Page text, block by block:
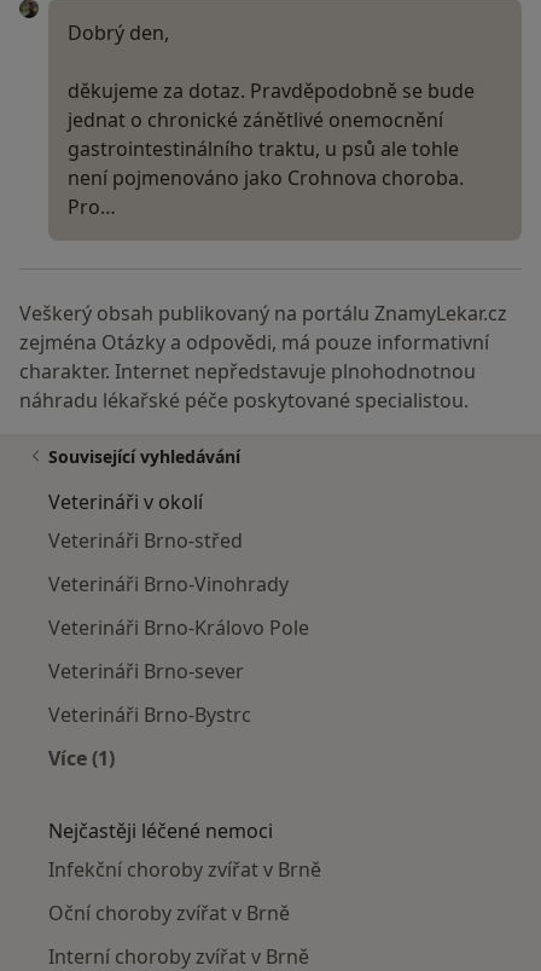
Dobrý den,
děkujeme za dotaz. Pravděpodobně se bude
jednat o chronické zánětlivé onemocnění
gastrointestinálního traktu, u psů ale tohle
není pojmenováno jako Crohnova choroba.
Pro…
Veškerý obsah publikovaný na portálu ZnamyLekar.cz
zejména Otázky a odpovědi, má pouze informativní
charakter. Internet nepředstavuje plnohodnotnou
náhradu lékařské péče poskytované specialistou.
Související vyhledávání
Veterináři v okolí
Veterináři Brno-střed
Veterináři Brno-Vinohrady
Veterináři Brno-Královo Pole
Veterináři Brno-sever
Veterináři Brno-Bystrc
Více (1)
Nejčastěji léčené nemoci
Infekční choroby zvířat v Brně
Oční choroby zvířat v Brně
Interní choroby zvířat v Brně